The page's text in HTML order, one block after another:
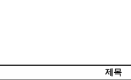
제목